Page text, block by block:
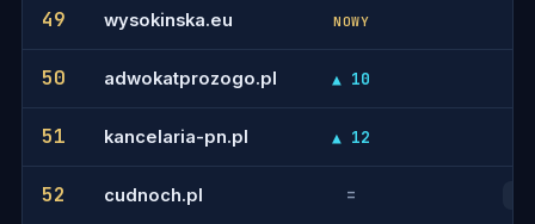
49 wysokinska.eu NOWY
50 adwokatprozogo.pl ▲ 10
51 kancelaria-pn.pl ▲ 12
52 cudnoch.pl =